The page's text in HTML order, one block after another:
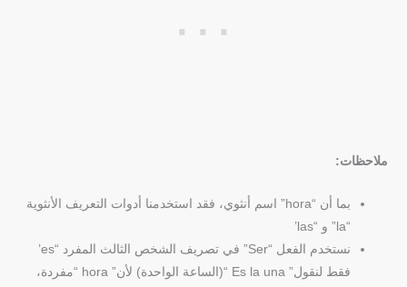
ملاحظات:
بما أن “hora” اسم أنثوي، فقد استخدمنا أدوات التعريف الأنثوية
“la” و “las’
نستخدم الفعل “Ser” في تصريف الشخص الثالث المفرد “es’
فقط لنقول” Es la una “(الساعة الواحدة) لأن” hora “مفردة،